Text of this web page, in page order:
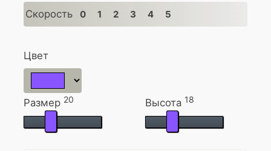
Скорость
0 1 2 3 4 5
Цвет
Размер 20 Высота 18